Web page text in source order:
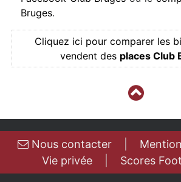
Bruges.
Cliquez ici pour comparer les
vendent des places Club
Nous contacter
Vie privée| Scores